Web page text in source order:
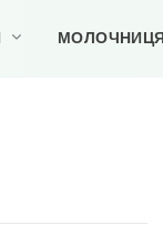
МОЛОЧНИЦЯ